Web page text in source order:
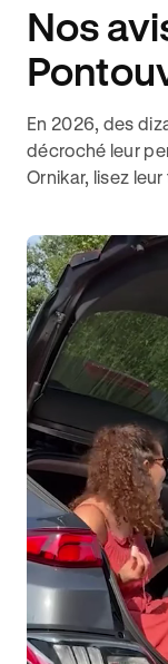
Nos
En 2026, des
décroché leur
Ornikar, lisez